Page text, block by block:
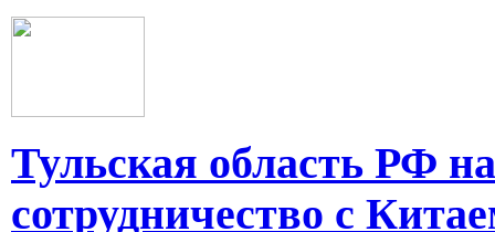
Тульская область РФ
сотрудничество с